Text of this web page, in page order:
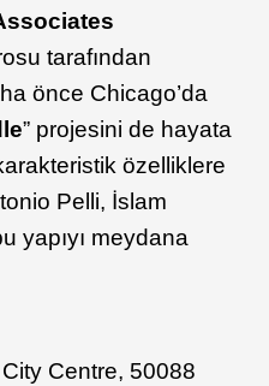
tarafından
önce Chicago’da
” projesini de hayata
özelliklere
Pelli, İslam
yapıyı meydana
Centre, 50088